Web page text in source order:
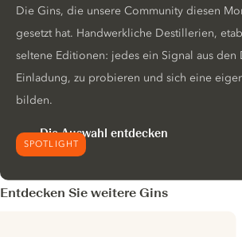
SPOTLIGHT
Die Gins, die unsere Community diesen
gesetzt hat. Handwerkliche Destillerien,
seltene Editionen: jedes ein Signal aus den
Einladung, zu probieren und sich eine
bilden.
Die Auswahl entdecken
Entdecken Sie weitere Gins